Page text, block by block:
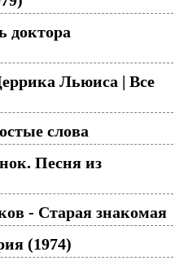
доктора
Льюиса | Все
слова
Песня из
- Старая знакомая
(1974)